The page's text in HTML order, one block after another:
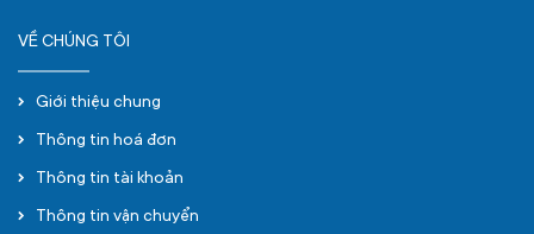
VỀ CHÚNG TÔI
Giới thiệu chung
Thông tin hoá đơn
Thông tin tài khoản
Thông tin vận chuyển